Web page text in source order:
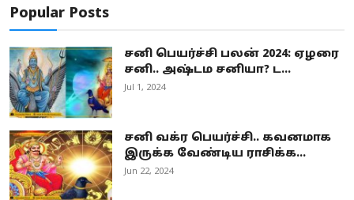
Popular Posts
சனி பெயர்ச்சி பலன் 2024: ஏழரை
சனி.. அஷ்டம சனியா? ட...
Jul 1, 2024
சனி வக்ர பெயர்ச்சி.. கவனமாக
இருக்க வேண்டிய ராசிக்க...
Jun 22, 2024